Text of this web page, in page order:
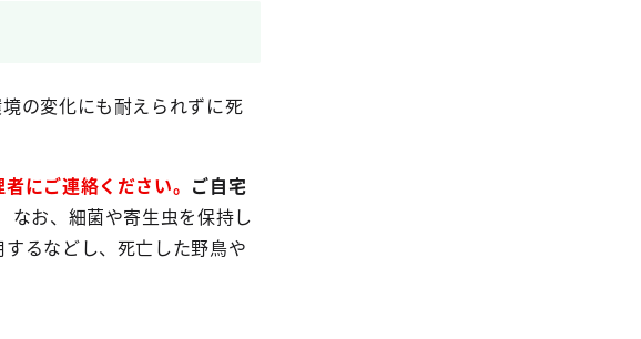
の変化にも耐えられずに死
にご連絡ください。 ご自宅
なお、細菌や寄生虫を保持し
るなどし、死亡した野鳥や